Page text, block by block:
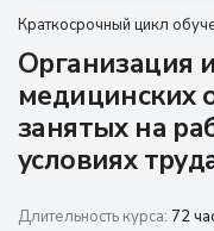
Перейти на
Краткосрочный цикл
Организация
медицинских
занятых на
условиях
Длительность курса: 72